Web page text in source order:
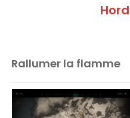
Rallumer la flamme